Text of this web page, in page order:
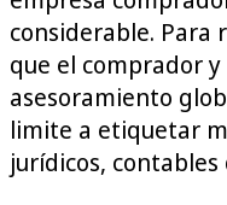
considerable. Para
que el comprador
asesoramiento
limite a etiquetar
jurídicos,